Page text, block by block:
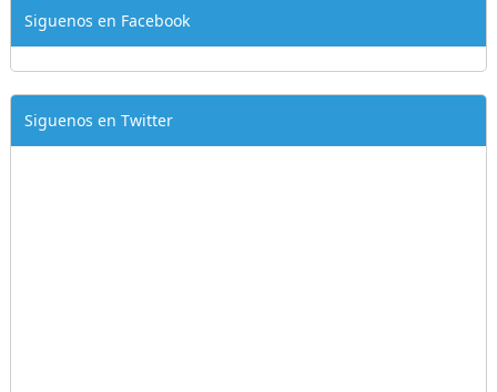
Siguenos en Facebook
Siguenos en Twitter